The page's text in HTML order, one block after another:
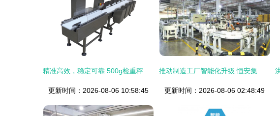
更新时间：2026-08-06 10:58:45 更新时间：2026-08-06 02:48:49